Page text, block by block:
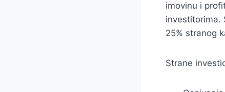
imovinu i
investitorima.
25% stranog
Strane